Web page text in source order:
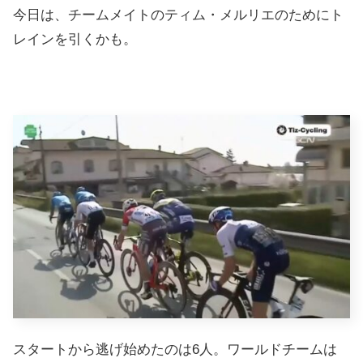
今日は、チームメイトのティム・メルリエのためにト
レインを引くかも。
スタートから逃げ始めたのは6人。ワールドチームは